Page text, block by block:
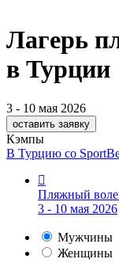
Лагерь
в Турции
3 - 10 мая 2026
оставить заявку
Кэмпы
В Турцию со
Пляжный
3 - 10 мая 2026
Мужчины
Женщины